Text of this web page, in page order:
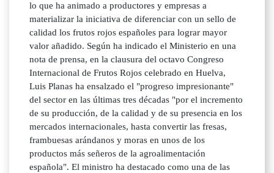
lo que ha animado a productores y empresas a
materializar la iniciativa de diferenciar con un sello de
calidad los frutos rojos españoles para lograr mayor
valor añadido. Según ha indicado el Ministerio en una
nota de prensa, en la clausura del octavo Congreso
Internacional de Frutos Rojos celebrado en Huelva,
Luis Planas ha ensalzado el "progreso impresionante"
del sector en las últimas tres décadas "por el incremento
de su producción, de la calidad y de su presencia en los
mercados internacionales, hasta convertir las fresas,
frambuesas arándanos y moras en unos de los
productos más señeros de la agroalimentación
española". El ministro ha destacado como una de las